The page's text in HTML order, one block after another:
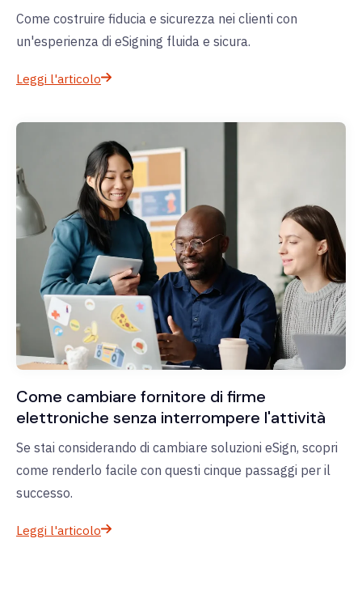
Come costruire fiducia e sicurezza nei clienti con
un'esperienza di eSigning fluida e sicura.
Leggi l'articolo
Come cambiare fornitore di firme
elettroniche senza interrompere l'attività
Se stai considerando di cambiare soluzioni eSign, scopri
come renderlo facile con questi cinque passaggi per il
successo.
Leggi l'articolo